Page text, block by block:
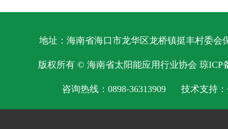
地址：海南省海口市龙华区龙桥镇挺丰村委会
版权所有 © 海南省太阳能应用行业协会琼ICP
咨询热线：0898-36313909 技术支持：